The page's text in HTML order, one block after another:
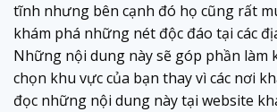
tĩnh nhưng bên cạnh đó họ cũng rất
khám phá những nét độc đáo tại các
Những nội dung này sẽ góp phần làm
chọn khu vực của bạn thay vì các nơi
đọc những nội dung này tại website